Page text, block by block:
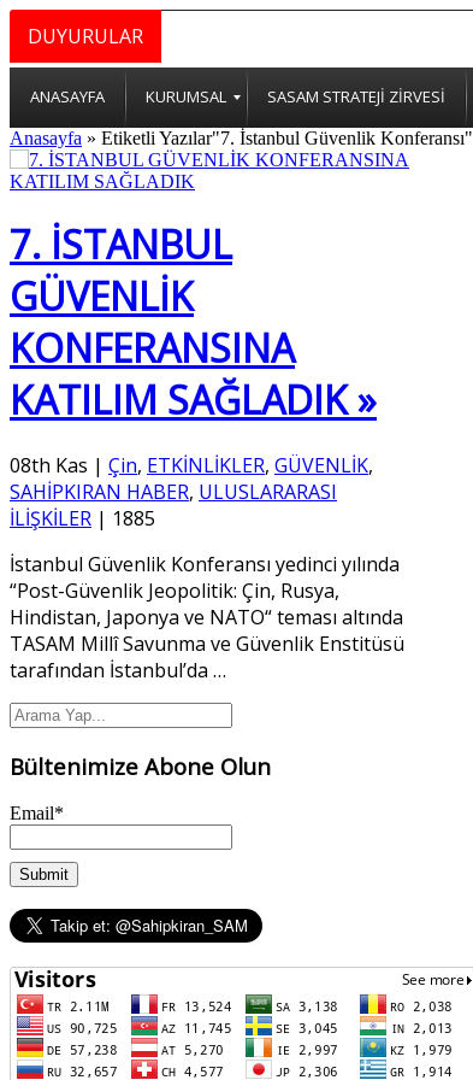
DUYURULAR
ANASAYFA KURUMSAL SASAM STRATEJİ ZİRVESİ
Anasayfa » Etiketli Yazılar"7. İstanbul Güvenlik Konferansı"
7. İSTANBUL
GÜVENLİK
KONFERANSINA
KATILIM SAĞLADIK »
08th Kas | Çin, ETKİNLİKLER, GÜVENLİK,
SAHİPKIRAN HABER, ULUSLARARASI
İLİŞKİLER | 1885
İstanbul Güvenlik Konferansı yedinci yılında
“Post-Güvenlik Jeopolitik: Çin, Rusya,
Hindistan, Japonya ve NATO“ teması altında
TASAM Millî Savunma ve Güvenlik Enstitüsü
tarafından İstanbul’da …
Bültenimize Abone Olun
Email*